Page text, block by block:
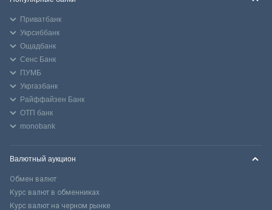
Приватбанк
Укрсиббанк
Ощадбанк
Сенс Банк
ПУМБ
Укргазбанк
Райффайзен Банк
ОТП банк
monobank
Валютный аукцион
Обмен валют
Курс валют в обменниках
Курс валют на черном рынке